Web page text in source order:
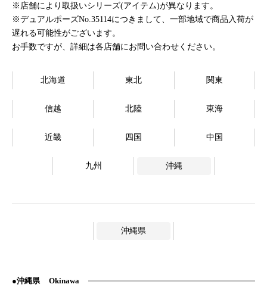
※店舗により取扱いシリーズ(アイテム)が異なります。
※デュアルポーズNo.35114につきまして、一部地域で商品入荷が
遅れる可能性がございます。
お手数ですが、詳細は各店舗にお問い合わせください。
北海道 東北 関東
信越 北陸 東海
近畿 四国 中国
九州 沖縄
沖縄県
沖縄県 Okinawa